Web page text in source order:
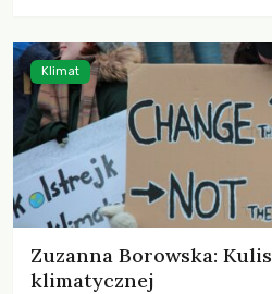
Zuzanna Borowska:
klimatycznej
Klimat